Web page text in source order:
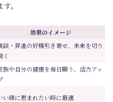
。
効果のイメージ
談・昇進の好機引き寄せ、未来を切り
く
族や自分の健康を毎日願う、活力アッ
い縁に恵まれたい時に最適